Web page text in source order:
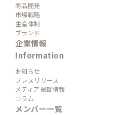
商品開発
市場戦略
生産体制
ブランド
企業情報
Information
お知らせ
プレスリリース
メディア掲載情報
コラム
メンバー一覧